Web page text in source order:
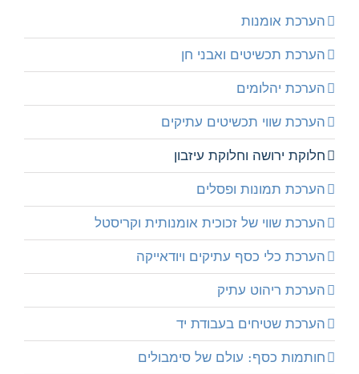
הערכת אומנות
הערכת תכשיטים ואבני חן
הערכת יהלומים
הערכת שווי תכשיטים עתיקים
חלוקת ירושה וחלוקת עיזבון
הערכת תמונות ופסלים
הערכת שווי של זכוכית אומנותית וקריסטל
הערכת כלי כסף עתיקים ויודאייקה
הערכת ריהוט עתיק
הערכת שטיחים בעבודת יד
חותמות כסף: עולם של סימבולים